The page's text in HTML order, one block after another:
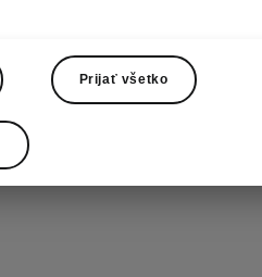
Hoci
ďalšia
vám stále
príjemne
Prijať všetko